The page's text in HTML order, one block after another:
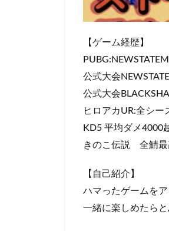
【ゲーム経歴】
公式大会
公式大会
ヒロアカUR:全シ
KD5 平均ダメ4000
きのこ伝説 全鯖最
【自己紹介】
ハマったゲームを
一緒に楽しめたら